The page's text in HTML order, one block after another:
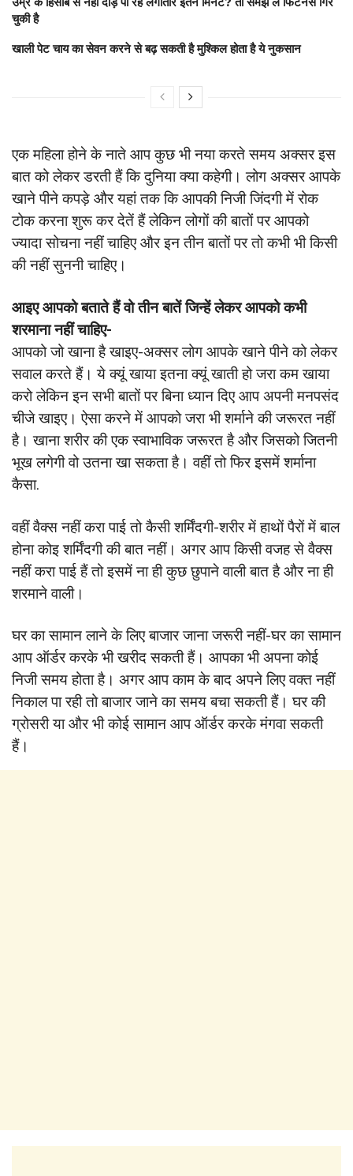
चुकी है
खाली पेट चाय का सेवन करने से बढ़ सकती है मुश्किल होता है ये नुकसान
एक महिला होने के नाते आप कुछ भी नया करते समय अक्सर इस
बात को लेकर डरती हैं कि दुनिया क्या कहेगी। लोग अक्सर आपके
खाने पीने कपड़े और यहां तक कि आपकी निजी जिंदगी में रोक
टोक करना शुरू कर देतें हैं लेकिन लोगों की बातों पर आपको
ज्यादा सोचना नहीं चाहिए और इन तीन बातों पर तो कभी भी किसी
की नहीं सुननी चाहिए।
आइए आपको बताते हैं वो तीन बातें जिन्हें लेकर आपको कभी
शरमाना नहीं चाहिए-
आपको जो खाना है खाइए-अक्सर लोग आपके खाने पीने को लेकर
सवाल करते हैं। ये क्यूं खाया इतना क्यूं खाती हो जरा कम खाया
करो लेकिन इन सभी बातों पर बिना ध्यान दिए आप अपनी मनपसंद
चीजे खाइए। ऐसा करने में आपको जरा भी शर्माने की जरूरत नहीं
है। खाना शरीर की एक स्वाभाविक जरूरत है और जिसको जितनी
भूख लगेगी वो उतना खा सकता है। वहीं तो फिर इसमें शर्माना
कैसा.
वहीं वैक्स नहीं करा पाई तो कैसी शर्मिंदगी-शरीर में हाथों पैरों में बाल
होना कोइ शर्मिंदगी की बात नहीं। अगर आप किसी वजह से वैक्स
नहीं करा पाई हैं तो इसमें ना ही कुछ छुपाने वाली बात है और ना ही
शरमाने वाली।
घर का सामान लाने के लिए बाजार जाना जरूरी नहीं-घर का सामान
आप ऑर्डर करके भी खरीद सकती हैं। आपका भी अपना कोई
निजी समय होता है। अगर आप काम के बाद अपने लिए वक्त नहीं
निकाल पा रही तो बाजार जाने का समय बचा सकती हैं। घर की
ग्रोसरी या और भी कोई सामान आप ऑर्डर करके मंगवा सकती
हैं।